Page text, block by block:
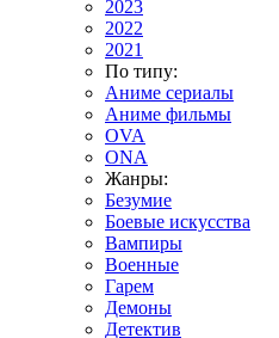
2023
2022
2021
По типу:
Аниме сериалы
Аниме фильмы
OVA
ONA
Жанры:
Безумие
Боевые искусства
Вампиры
Военные
Гарем
Демоны
Детектив